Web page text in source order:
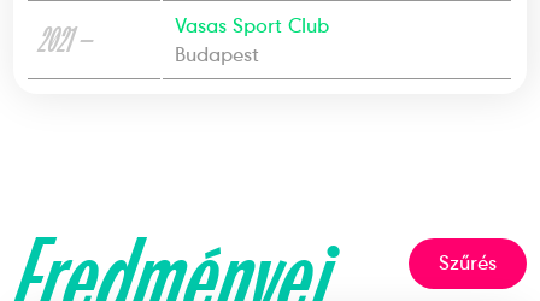
2021 —
Vasas Sport Club
Budapest
Szűrés